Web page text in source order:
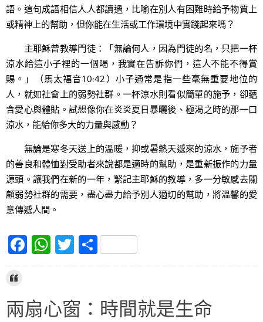
語。這句成語相信人人都讀過，比喻在別人有困難時給予物質上
或精神上的幫助，但你能在生活或工作環境中實踐起來嗎？
主耶穌曾教導門徒：「無論何人，因為門徒的名，只把一杯
涼水給這小子裡的一個喝，我實在告訴你們，這人不能不得賞
賜。」（馬太福音10:42）小子通常是指一些毫無重要地位的
人，就如社會上的弱勢社群。一杯涼水則看似簡單的施予，卻蘊
含愛心與體貼。試想像你在炎炎夏日暴曬後、極渴之時的那一口
涼水，能給你多大的力量與感動？
無論是寒冬天送上的溫暖，抑或暑熱天遞來的涼水，施予者
的善良和體恤對受助者來說都是適時的幫助，是重新振作的力量
源頭。讓我們在新的一年，緊記主耶穌的教導，多一分敏感去關
顧弱勢社群的需要，盡心盡力給予別人適切的幫助，將溫馨的愛
意傳遞人間。
F
e
W
s
T
er
S
e
兩扇心窗：時間就是生命